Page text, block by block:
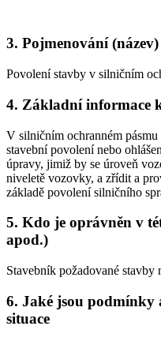
3. Pojmenování
Povolení stavby v silničním
4. Základní informace
V silničním ochranném
stavební povolení nebo
úpravy, jimiž by se úroveň
niveletě vozovky, a zřídit a
základě povolení silničního
5. Kdo je oprávněn v
apod.)
Stavebník požadované stavby
6. Jaké jsou podmínky
situace